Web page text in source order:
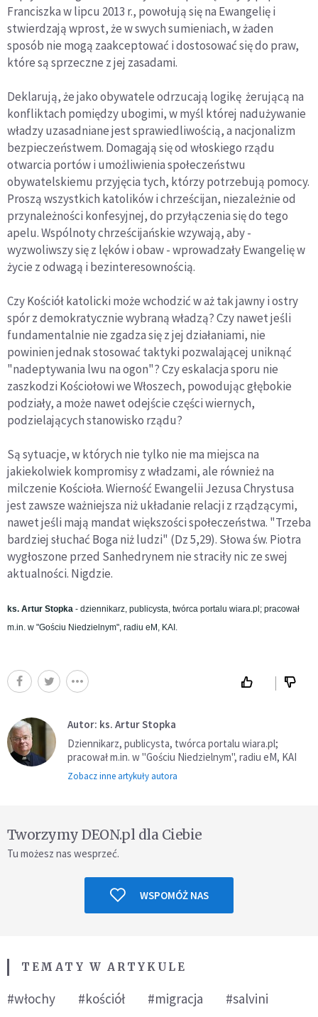
Franciszka w lipcu 2013 r., powołują się na Ewangelię i
stwierdzają wprost, że w swych sumieniach, w żaden
sposób nie mogą zaakceptować i dostosować się do praw,
które są sprzeczne z jej zasadami.
Deklarują, że jako obywatele odrzucają logikę żerującą na
konfliktach pomiędzy ubogimi, w myśl której nadużywanie
władzy uzasadniane jest sprawiedliwością, a nacjonalizm
bezpieczeństwem. Domagają się od włoskiego rządu
otwarcia portów i umożliwienia społeczeństwu
obywatelskiemu przyjęcia tych, którzy potrzebują pomocy.
Proszą wszystkich katolików i chrześcijan, niezależnie od
przynależności konfesyjnej, do przyłączenia się do tego
apelu. Wspólnoty chrześcijańskie wzywają, aby -
wyzwoliwszy się z lęków i obaw - wprowadzały Ewangelię w
życie z odwagą i bezinteresownością.
Czy Kościół katolicki może wchodzić w aż tak jawny i ostry
spór z demokratycznie wybraną władzą? Czy nawet jeśli
fundamentalnie nie zgadza się z jej działaniami, nie
powinien jednak stosować taktyki pozwalającej uniknąć
"nadeptywania lwu na ogon"? Czy eskalacja sporu nie
zaszkodzi Kościołowi we Włoszech, powodując głębokie
podziały, a może nawet odejście części wiernych,
podzielających stanowisko rządu?
Są sytuacje, w których nie tylko nie ma miejsca na
jakiekolwiek kompromisy z władzami, ale również na
milczenie Kościoła. Wierność Ewangelii Jezusa Chrystusa
jest zawsze ważniejsza niż układanie relacji z rządzącymi,
nawet jeśli mają mandat większości społeczeństwa. "Trzeba
bardziej słuchać Boga niż ludzi" (Dz 5,29). Słowa św. Piotra
wygłoszone przed Sanhedrynem nie straciły nic ze swej
aktualności. Nigdzie.
ks. Artur Stopka - dziennikarz, publicysta, twórca portalu wiara.pl; pracował
m.in. w "Gościu Niedzielnym", radiu eM, KAI.
Autor: ks. Artur Stopka
Dziennikarz, publicysta, twórca portalu wiara.pl;
pracował m.in. w "Gościu Niedzielnym", radiu eM, KAI
Zobacz inne artykuły autora
Tworzymy DEON.pl dla Ciebie
Tu możesz nas wesprzeć.
WSPOMÓŻ NAS
TEMATY W ARTYKULE
#włochy #kościół #migracja #salvini